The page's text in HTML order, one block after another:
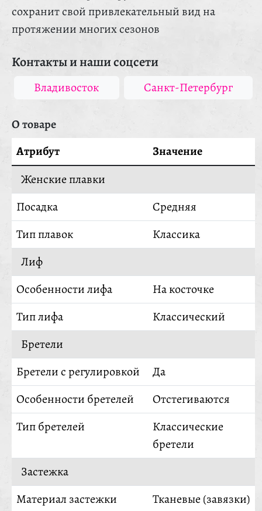
сохранит свой привлекательный вид на
протяжении многих сезонов
Контакты и наши соцсети
Владивосток Санкт-Петербург
О товаре
Атрибут
Значение
Женские плавки
Посадка
Средняя
Тип плавок
Классика
Лиф
Особенности лифа
На косточке
Тип лифа
Классический
Бретели
Бретели с регулировкой
Да
Особенности бретелей
Отстегиваются
Тип бретелей
Классические
бретели
Застежка
Материал застежки
Тканевые (завязки)